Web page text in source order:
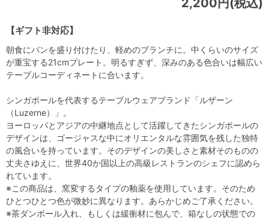
【ギフト非対応】
朝食にパンを盛り付けたり、軽めのブランチに。中くらいのサイズ
が重宝する21cmプレート。明るすぎず、深みのある色合いは幅広い
テーブルコーディネートに合います。
シンガポールを代表するテーブルウェアブランド「ルザーン
（Luzerne）」。
ヨーロッパとアジアの中継地点として活躍してきたシンガポールの
デザインは、ゴージャスな中にオリエンタルな雰囲気を残した独特
の風合いを持っています。そのデザインの美しさと素材そのものの
丈夫さゆえに、世界40か国以上の高級レストランのシェフに認めら
れています。
※この商品は、窯変するタイプの釉薬を使用しています。そのため
ひとつひとつ色が微妙に異なります。あらかじめご了承ください。
※茶ダンボール入れ、もしくは緩衝材に包んで、箱なしの状態での